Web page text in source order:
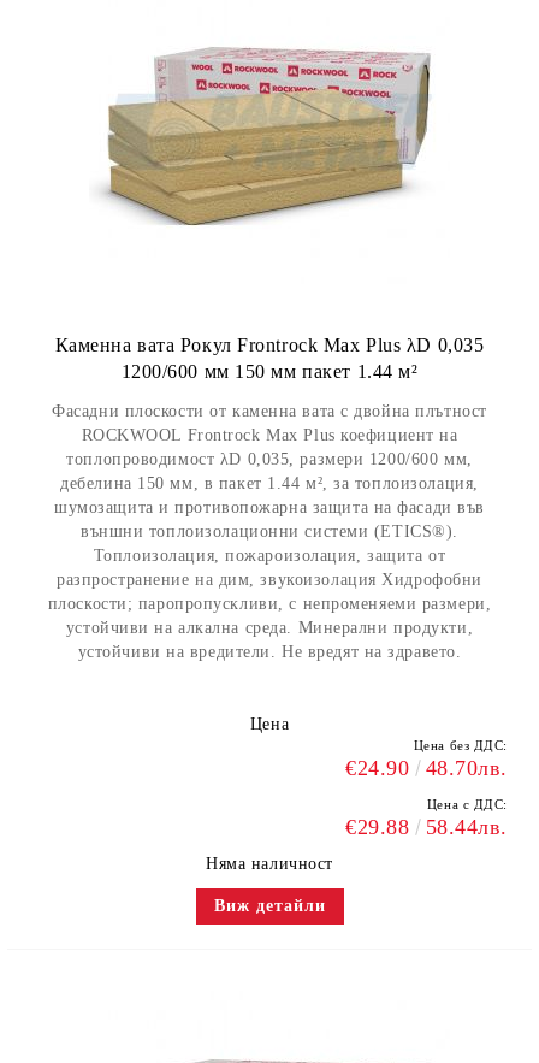
Каменна вата Рокул Frontrock Max Plus λD 0,035
1200/600 мм 150 мм пакет 1.44 м²
Фасадни плоскости от каменна вата с двойна плътност
ROCKWOOL Frontrock Max Plus коефициент на
топлопроводимост λD 0,035, размери 1200/600 мм,
дебелина 150 мм, в пакет 1.44 м², за топлоизолация,
шумозащита и противопожарна защита на фасади във
външни топлоизолационни системи (ETICS®).
Топлоизолация, пожароизолация, защита от
разпространение на дим, звукоизолация Хидрофобни
плоскости; паропропускливи, с непроменяеми размери,
устойчиви на алкална среда. Минерални продукти,
устойчиви на вредители. Не вредят на здравето.
Цена
Цена без ДДС:
€24.90 48.70лв.
Цена с ДДС:
€29.88 58.44лв.
Няма наличност
Виж детайли